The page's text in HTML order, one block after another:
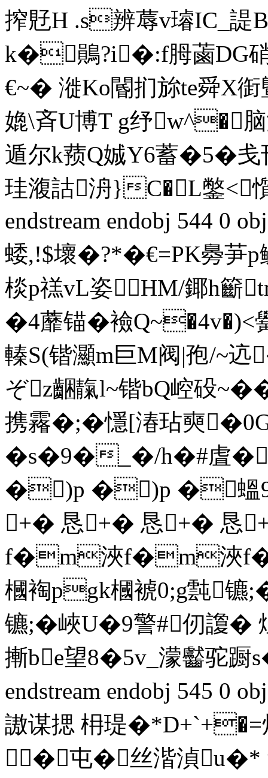
搾覎H .s辨蓐v璿IC_諟
k�鶰?i�:f胟蓾DG硝/
€~� 漇Ko閽扪旀te舜X衘
嫓\斉U博T g纾w^�
遁尔k蓣Q娍Y6蓄�5�戋
珪澓詁洀}C�L鐅<
endstream endobj 544 0
蜲,!$壞�?*�€=PK臱
棪p禚vL姿HМ/鎁h籪
�4蘼锚�襝Q~�4v�)<
轃S(锴灦m巨M阀|孢/~迒
ぞz齫靝l~锴bQ崆砓~�
携霿�;�懚[湷玷奭
�s�9�_�/h�#虘
�)p �)p �蝹9
+� 恳+� 恳+� 恳
f�m浹f�m浹
槶裪pgk槶裭0;g霕镳
镳;�峽U�9警#仞讂
摲be望8�5v_濛齾
endstream endobj 545 0
謸谋揌 枏瑅
�屯�丝湝湞